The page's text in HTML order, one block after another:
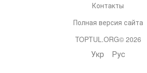
Контакты
Полная версия сайта
TOPTUL.ORG© 2026
Укр Рус